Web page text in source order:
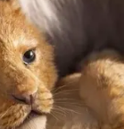
a los pasajeros
implementación
podrían
la operación